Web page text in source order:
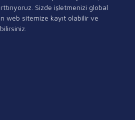
Sizde işletmenizi global
web sitemize kayıt olabilir ve